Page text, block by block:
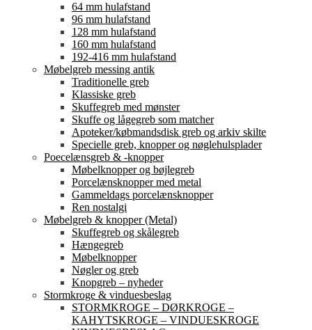
64 mm hulafstand
96 mm hulafstand
128 mm hulafstand
160 mm hulafstand
192-416 mm hulafstand
Møbelgreb messing antik
Traditionelle greb
Klassiske greb
Skuffegreb med mønster
Skuffe og lågegreb som matcher
Apoteker/købmandsdisk greb og arkiv skilte
Specielle greb, knopper og nøglehulsplader
Poecelænsgreb & -knopper
Møbelknopper og bøjlegreb
Porcelænsknopper med metal
Gammeldags porcelænsknopper
Ren nostalgi
Møbelgreb & knopper (Metal)
Skuffegreb og skålegreb
Hængegreb
Møbelknopper
Nøgler og greb
Knopgreb – nyheder
Stormkroge & vinduesbeslag
STORMKROGE – DØRKROGE –
KAHYTSKROGE – VINDUESKROGE